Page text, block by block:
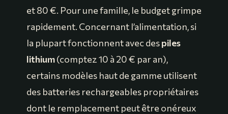
et 80 €. Pour une famille, le budget grimpe
rapidement. Concernant l’alimentation, si
la plupart fonctionnent avec despiles
lithium(comptez 10 à 20 € par an),
certains modèles haut de gamme utilisent
des batteries rechargeables propriétaires
dont le remplacement peut être onéreux